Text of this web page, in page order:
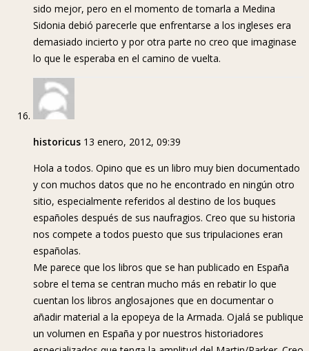
sido mejor, pero en el momento de tomarla a Medina
Sidonia debió parecerle que enfrentarse a los ingleses era
demasiado incierto y por otra parte no creo que imaginase
lo que le esperaba en el camino de vuelta.
historicus 13 enero, 2012, 09:39
Hola a todos. Opino que es un libro muy bien documentado
y con muchos datos que no he encontrado en ningún otro
sitio, especialmente referidos al destino de los buques
españoles después de sus naufragios. Creo que su historia
nos compete a todos puesto que sus tripulaciones eran
españolas.
Me parece que los libros que se han publicado en España
sobre el tema se centran mucho más en rebatir lo que
cuentan los libros anglosajones que en documentar o
añadir material a la epopeya de la Armada. Ojalá se publique
un volumen en España y por nuestros historiadores